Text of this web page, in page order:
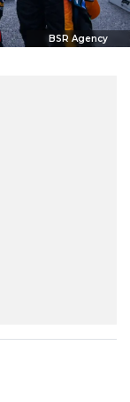
BSR Agency